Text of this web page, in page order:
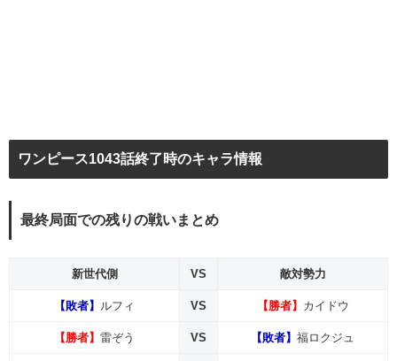
ワンピース1043話終了時のキャラ情報
最終局面での残りの戦いまとめ
新世代側 VS 敵対勢力
【敗者】 ルフィ VS 【勝者】 カイドウ
【勝者】 雷ぞう VS 【敗者】 福ロクジュ